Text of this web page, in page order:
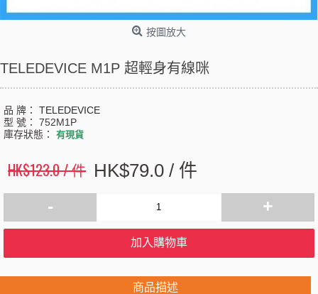
按圖放大
TELEDEVICE M1P 超輕身有線咪
品 牌： TELEDEVICE
型 號： 752M1P
庫存狀態： 有現貨
HK$123.0 / 件 HK$79.0 / 件
- +
加入購物車
商品描述